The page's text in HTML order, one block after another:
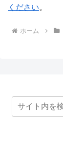
ください。
ホーム